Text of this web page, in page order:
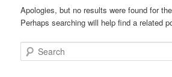
Apologies, but no results were found for
Perhaps searching will help find a related
Search